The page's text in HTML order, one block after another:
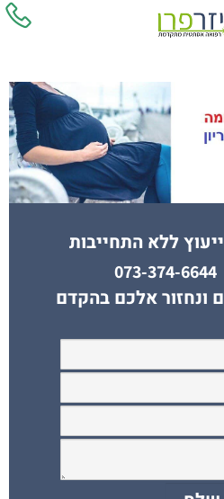
ללא התחייבות
073-374-6644
ונחזור אלכם בהקדם